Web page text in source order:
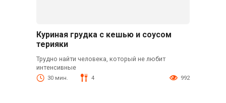
Куриная грудка с кешью и соусом
терияки
Трудно найти человека, который не любит
интенсивные
30 мин. 4 992